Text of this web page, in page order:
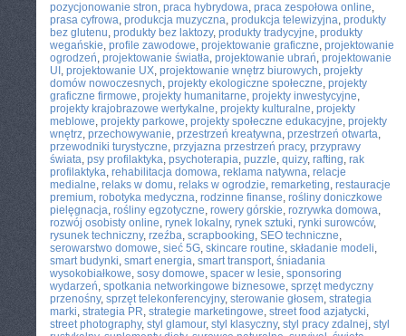
pozycjonowanie stron, praca hybrydowa, praca zespołowa online,
prasa cyfrowa, produkcja muzyczna, produkcja telewizyjna, produkty
bez glutenu, produkty bez laktozy, produkty tradycyjne, produkty
wegańskie, profile zawodowe, projektowanie graficzne, projektowanie
ogrodzeń, projektowanie światła, projektowanie ubrań, projektowanie
UI , projektowanie UX, projektowanie wnętrz biurowych, projekty
domów nowoczesnych, projekty ekologiczne społeczne, projekty
graficzne firmowe, projekty humanitarne, projekty inwestycyjne,
projekty krajobrazowe wertykalne, projekty kulturalne, projekty
meblowe, projekty parkowe, projekty społeczne edukacyjne, projekty
wnętrz, przechowywanie, przestrzeń kreatywna, przestrzeń otwarta,
przewodniki turystyczne, przyjazna przestrzeń pracy, przyprawy
świata, psy profilaktyka, psychoterapia, puzzle, quizy, rafting, rak
profilaktyka, rehabilitacja domowa, reklama natywna, relacje
medialne, relaks w domu, relaks w ogrodzie, remarketing, restauracje
premium, robotyka medyczna, rodzinne finanse, rośliny doniczkowe
pielęgnacja, rośliny egzotyczne, rowery górskie, rozrywka domowa,
rozwój osobisty online, rynek lokalny, rynek sztuki, rynki surowców,
rysunek techniczny, rzeźba, scrapbooking, SEO techniczne,
serowarstwo domowe, sieć 5G, skincare routine, składanie modeli,
smart budynki, smart energia, smart transport, śniadania
wysokobiałkowe, sosy domowe, spacer w lesie, sponsoring
wydarzeń, spotkania networkingowe biznesowe, sprzęt medyczny
przenośny, sprzęt telekonferencyjny, sterowanie głosem, strategia
marki, strategia PR, strategie marketingowe, street food azjatycki,
street photography, styl glamour, styl klasyczny, styl pracy zdalnej, styl